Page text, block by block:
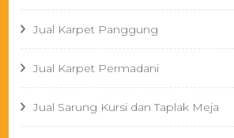
Jual Karpet Panggung
Jual Karpet Permadani
Jual Sarung Kursi dan Taplak Meja